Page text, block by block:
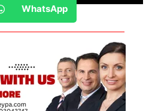
WhatsApp